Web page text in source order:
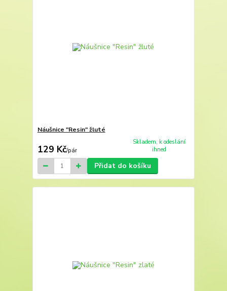
Náušnice "Resin" žluté
129 Kč/pár
Skladem, k odeslání
ihned
Přidat do košíku